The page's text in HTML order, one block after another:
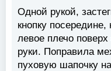
Одной рукой,
кнопку
левое плечо
руки. Поправила
пуховую шапочку